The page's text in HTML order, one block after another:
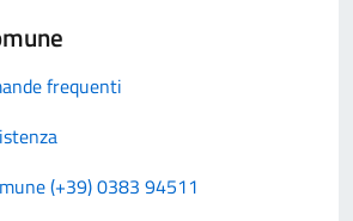
frequenti
(+39) 0383 94511